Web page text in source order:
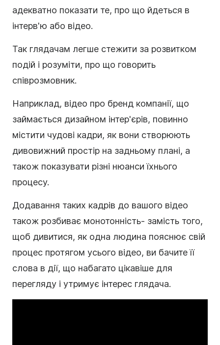
адекватно показати те, про що йдеться в
інтерв'ю або відео.
Так глядачам легше стежити за розвитком
подій і розуміти, про що говорить
співрозмовник.
Наприклад, відео про бренд компанії, що
займається дизайном інтер'єрів, повинно
містити чудові кадри, як вони створюють
дивовижний простір на задньому плані, а
також показувати різні нюанси їхнього
процесу.
Додавання таких кадрів до вашого відео
також розбиває монотонність- замість того,
щоб дивитися, як одна людина пояснює свій
процес протягом усього відео, ви бачите її
слова в дії, що набагато цікавіше для
перегляду і утримує інтерес глядача.